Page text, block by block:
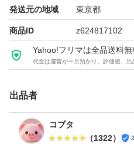
発送元の地域 東京都
商品ID z624817102
Yahoo!フリマは全品送料
代金は運営が一旦預かり、評価後、
出品者
コブタ
（1322）